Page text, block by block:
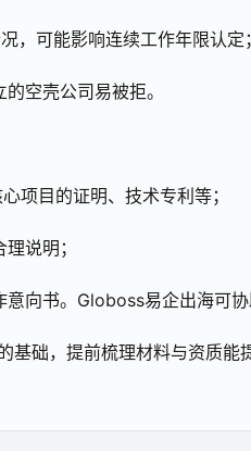
，可能影响连续工作年限认定；
空壳公司易被拒。
项目的证明、技术专利等；
说明；
向书。Globoss易企出海可协
基础，提前梳理材料与资质